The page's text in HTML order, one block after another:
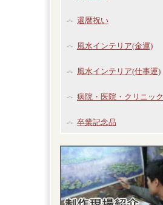
還暦祝い
風水インテリア(金運)
風水インテリア(仕事運)
病院・医院・クリニック
卒業記念品